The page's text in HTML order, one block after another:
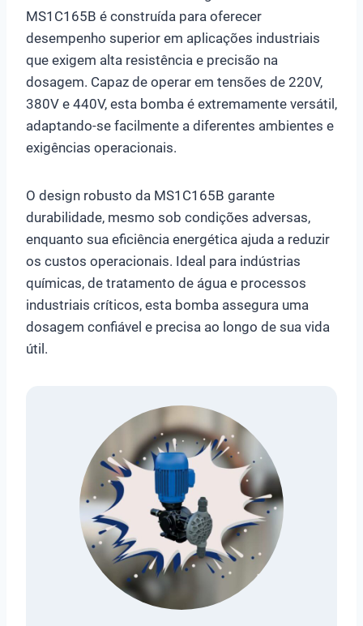
MS1C165B é construída para oferecer
desempenho superior em aplicações industriais
que exigem alta resistência e precisão na
dosagem. Capaz de operar em tensões de 220V,
380V e 440V, esta bomba é extremamente versátil,
adaptando-se facilmente a diferentes ambientes e
exigências operacionais.
O design robusto da MS1C165B garante
durabilidade, mesmo sob condições adversas,
enquanto sua eficiência energética ajuda a reduzir
os custos operacionais. Ideal para indústrias
químicas, de tratamento de água e processos
industriais críticos, esta bomba assegura uma
dosagem confiável e precisa ao longo de sua vida
útil.